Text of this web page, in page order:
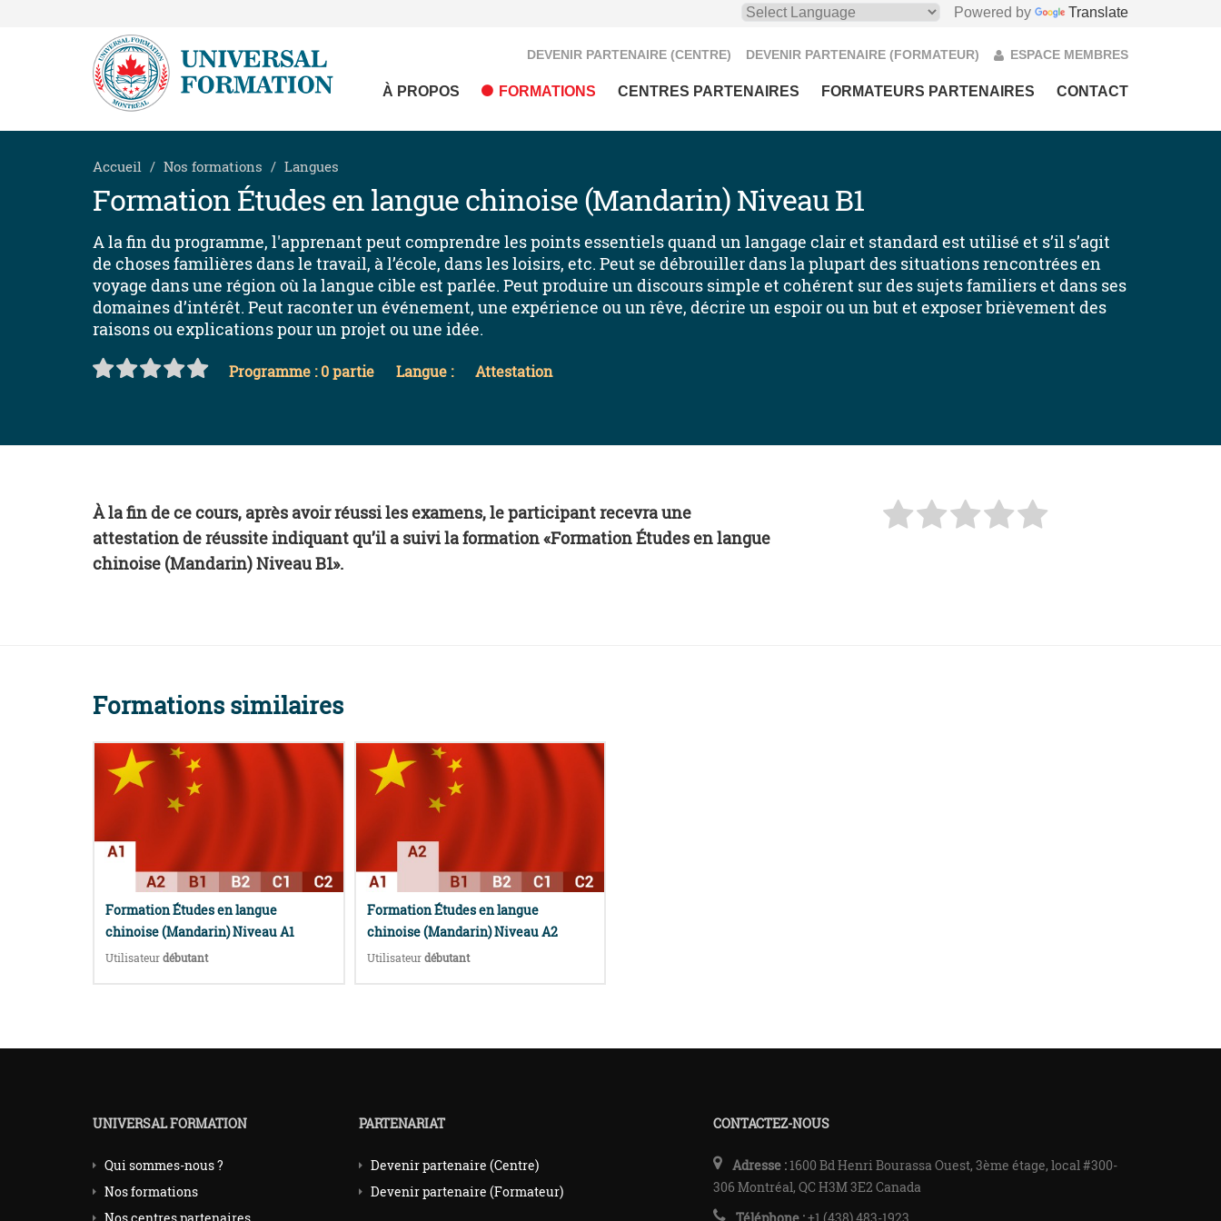
Powered by Translate
DEVENIR PARTENAIRE (CENTRE) DEVENIR PARTENAIRE (FORMATEUR) ESPACE MEMBRES
À PROPOS FORMATIONS CENTRES PARTENAIRES FORMATEURS PARTENAIRES CONTACT
Accueil Nos formations Langues
Formation Études en langue chinoise (Mandarin) Niveau B1
A la fin du programme, l'apprenant peut comprendre les points essentiels quand un langage clair et standard est utilisé et s’il s’agit
de choses familières dans le travail, à l’école, dans les loisirs, etc. Peut se débrouiller dans la plupart des situations rencontrées en
voyage dans une région où la langue cible est parlée. Peut produire un discours simple et cohérent sur des sujets familiers et dans ses
domaines d’intérêt. Peut raconter un événement, une expérience ou un rêve, décrire un espoir ou un but et exposer brièvement des
raisons ou explications pour un projet ou une idée.
Programme : 0 partie Langue : Attestation
À la fin de ce cours, après avoir réussi les examens, le participant recevra une
attestation de réussite indiquant qu’il a suivi la formation «Formation Études en langue
chinoise (Mandarin) Niveau B1».
Formations similaires
Formation Études en langue
chinoise (Mandarin) Niveau A1
Utilisateurdébutant
Formation Études en langue
chinoise (Mandarin) Niveau A2
Utilisateurdébutant
UNIVERSAL FORMATION
Qui sommes-nous ?
Nos formations
PARTENARIAT
Devenir partenaire (Centre)
Devenir partenaire (Formateur)
CONTACTEZ-NOUS
Adresse :1600 Bd Henri Bourassa Ouest, 3ème étage, local #300-
306 Montréal, QC H3M 3E2 Canada